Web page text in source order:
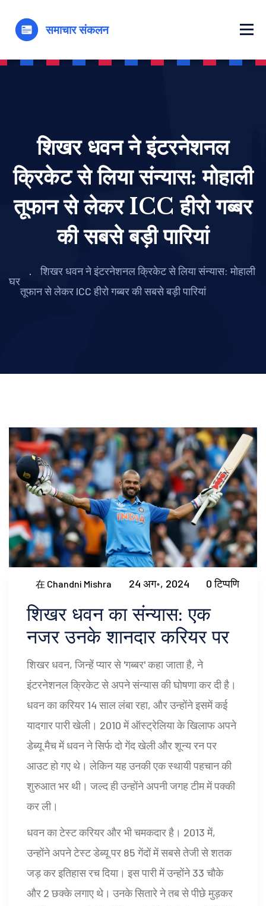
शिखर धवन ने इंटरनेशनल
क्रिकेट से लिया संन्यास: मोहाली
तूफान से लेकर ICC हीरो गब्बर
की सबसे बड़ी पारियां
घर
शिखर धवन ने इंटरनेशनल क्रिकेट से लिया संन्यास: मोहाली
तूफान से लेकर ICC हीरो गब्बर की सबसे बड़ी पारियां
在 Chandni Mishra 24 अग॰, 2024 0 टिप्पणि
शिखर धवन का संन्यास: एक
नजर उनके शानदार करियर पर
शिखर धवन, जिन्हें प्यार से 'गब्बर' कहा जाता है, ने
इंटरनेशनल क्रिकेट से अपने संन्यास की घोषणा कर दी है।
धवन का करियर 14 साल लंबा रहा, और उन्होंने इसमें कई
यादगार पारी खेली। 2010 में ऑस्ट्रेलिया के खिलाफ अपने
डेब्यू मैच में धवन ने सिर्फ दो गेंद खेली और शून्य रन पर
आउट हो गए थे। लेकिन यह उनकी एक स्थायी पहचान की
शुरुआत भर थी। जल्द ही उन्होंने अपनी जगह टीम में पक्की
कर ली।
धवन का टेस्ट करियर और भी चमकदार है। 2013 में,
उन्होंने अपने टेस्ट डेब्यू पर 85 गेंदों में सबसे तेजी से शतक
जड़ कर इतिहास रच दिया। इस पारी में उन्होंने 33 चौके
और 2 छक्के लगाए थे। उनके सितारे ने तब से पीछे मुड़कर